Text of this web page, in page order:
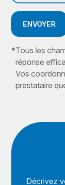
ENVOYER
*Tous les
réponse
Vos
prestataire
Décrivez